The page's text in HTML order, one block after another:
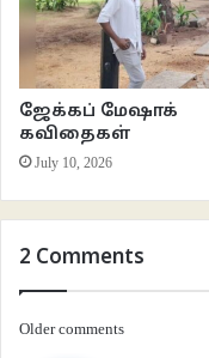
ஜேக்கப் மேஷாக்
கவிதைகள்
July 10, 2026
2 Comments
Comments
Older comments